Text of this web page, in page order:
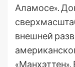
Аламосе».
внешней